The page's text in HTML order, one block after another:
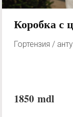
Коробка с
Гортензия /
1850 mdl